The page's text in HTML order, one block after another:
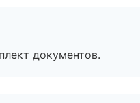
документов.